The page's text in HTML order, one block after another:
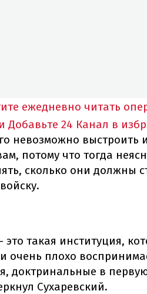
ежедневно читать
Добавьте 24 Канал в
невозможно
потому что тогда
сколько они должны
это такая институция,
очень плохо
доктринальные в
Сухаревский.